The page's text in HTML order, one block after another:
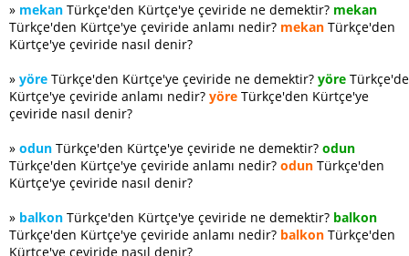
» mekan Türkçe'den Kürtçe'ye çeviride ne demektir? mekan
Türkçe'den Kürtçe'ye çeviride anlamı nedir? mekan Türkçe'den
Kürtçe'ye çeviride nasıl denir?
» yöre Türkçe'den Kürtçe'ye çeviride ne demektir? yöre
Kürtçe'ye çeviride anlamı nedir? yöre Türkçe'den Kürtçe'ye
çeviride nasıl denir?
» odun Türkçe'den Kürtçe'ye çeviride ne demektir? odun
Türkçe'den Kürtçe'ye çeviride anlamı nedir? odun Türkçe'den
Kürtçe'ye çeviride nasıl denir?
» balkon Türkçe'den Kürtçe'ye çeviride ne demektir? balkon
Türkçe'den Kürtçe'ye çeviride anlamı nedir? balkon Türkçe'den
Kürtçe'ye çeviride nasıl denir?